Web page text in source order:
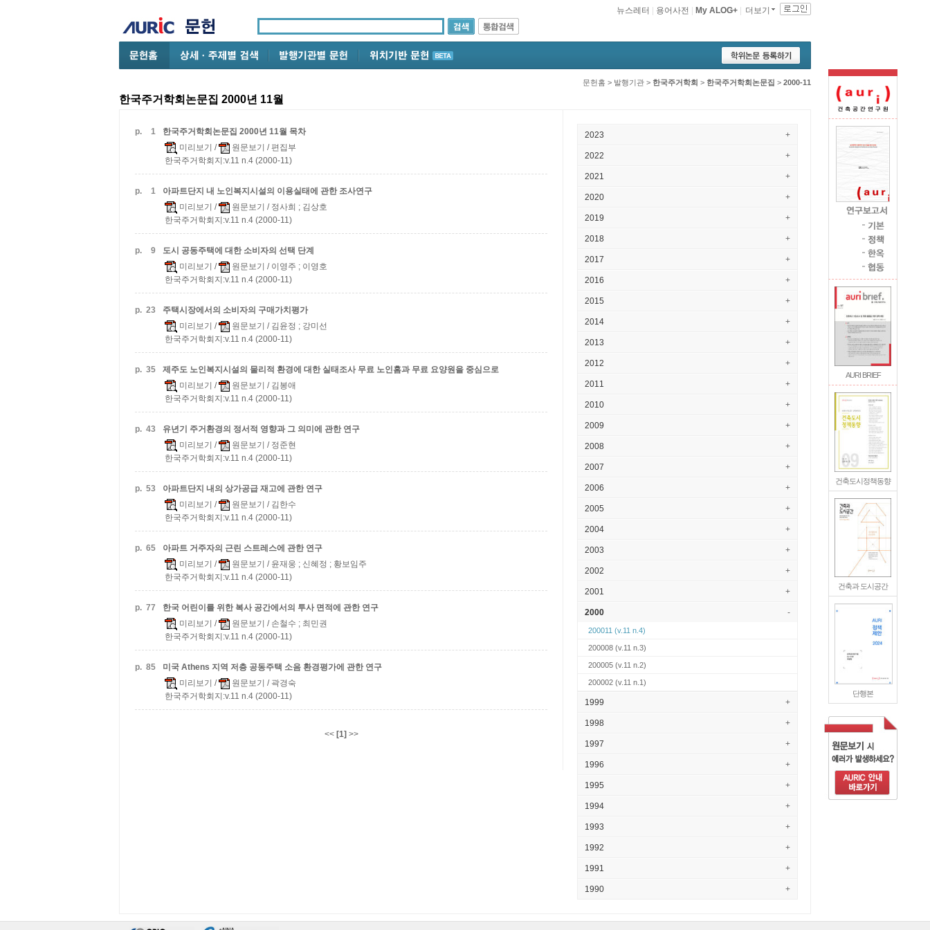
AURI BRIEF
건축도시정책동향
건축과 도시공간
단행본
더보기
My ALOG+
용어사전
뉴스레터
문헌홈 > 발행기관 > 한국주거학회 > 한국주거학회논문집 > 2000-11
한국주거학회논문집 2000년 11월
p. 1
한국주거학회논문집 2000년 11월 목차
미리보기 / 원문보기 / 편집부
한국주거학회지:v.11 n.4 (2000-11)
p. 1
아파트단지 내 노인복지시설의 이용실태에 관한 조사연구
미리보기 / 원문보기 / 정사희 ; 김상호
한국주거학회지:v.11 n.4 (2000-11)
p. 9
도시 공동주택에 대한 소비자의 선택 단계
미리보기 / 원문보기 / 이영주 ; 이영호
한국주거학회지:v.11 n.4 (2000-11)
p. 23
주택시장에서의 소비자의 구매가치평가
미리보기 / 원문보기 / 김윤정 ; 강미선
한국주거학회지:v.11 n.4 (2000-11)
p. 35 제주도 노인복지시설의 물리적 환경에 대한 실태조사 무료 노인홈과 무료 요양원을 중심으로
미리보기 / 원문보기 / 김봉애
한국주거학회지:v.11 n.4 (2000-11)
p. 43
유년기 주거환경의 정서적 영향과 그 의미에 관한 연구
미리보기 / 원문보기 / 정준현
한국주거학회지:v.11 n.4 (2000-11)
p. 53
아파트단지 내의 상가공급 재고에 관한 연구
미리보기 / 원문보기 / 김한수
한국주거학회지:v.11 n.4 (2000-11)
p. 65
아파트 거주자의 근린 스트레스에 관한 연구
미리보기 / 원문보기 / 윤재웅 ; 신혜정 ; 황보임주
한국주거학회지:v.11 n.4 (2000-11)
p. 77
한국 어린이를 위한 복사 공간에서의 투사 면적에 관한 연구
미리보기 / 원문보기 / 손철수 ; 최민권
한국주거학회지:v.11 n.4 (2000-11)
p. 85
미국 Athens 지역 저층 공동주택 소음 환경평가에 관한 연구
미리보기 / 원문보기 / 곽경숙
한국주거학회지:v.11 n.4 (2000-11)
<< [1] >>
2023 +
2022 +
2021 +
2020 +
2019 +
2018 +
2017 +
2016 +
2015 +
2014 +
2013 +
2012 +
2011 +
2010 +
2009 +
2008 +
2007 +
2006 +
2005 +
2004 +
2003 +
2002 +
2001 +
2000 -
200011 (v.11 n.4)
200008 (v.11 n.3)
200005 (v.11 n.2)
200002 (v.11 n.1)
1999 +
1998 +
1997 +
1996 +
1995 +
1994 +
1993 +
1992 +
1991 +
1990 +